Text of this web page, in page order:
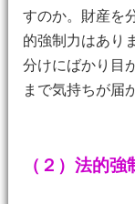
すのか。財産を
的強制力はあり
分けにばかり目
まで気持ちが届
（２）法的